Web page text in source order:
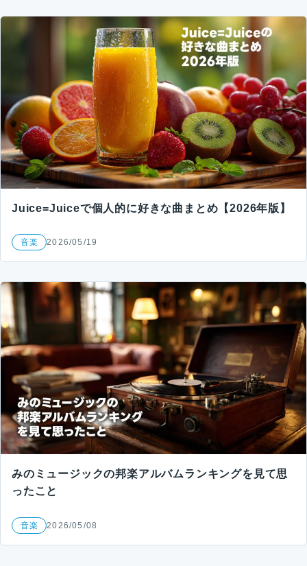
Juice=Juiceで個人的に好きな曲まとめ【2026年版】
音楽 2026/05/19
みのミュージックの邦楽アルバムランキングを見て思
ったこと
音楽 2026/05/08